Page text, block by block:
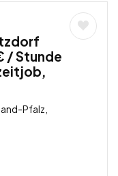
/ Stunde
Pfalz,